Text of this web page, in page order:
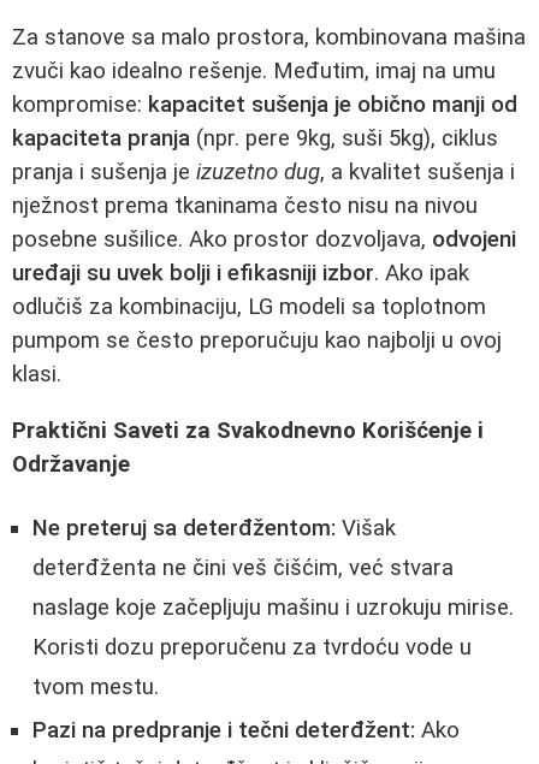
Za stanove sa malo prostora, kombinovana mašina
zvuči kao idealno rešenje. Međutim, imaj na umu
kompromise: kapacitet sušenja je obično manji od
kapaciteta pranja (npr. pere 9kg, suši 5kg), ciklus
pranja i sušenja je izuzetno dug, a kvalitet sušenja i
nježnost prema tkaninama često nisu na nivou
posebne sušilice. Ako prostor dozvoljava, odvojeni
uređaji su uvek bolji i efikasniji izbor. Ako ipak
odlučiš za kombinaciju, LG modeli sa toplotnom
pumpom se često preporučuju kao najbolji u ovoj
klasi.
Praktični Saveti za Svakodnevno Korišćenje i
Održavanje
Ne preteruj sa deterđžentom: Višak
deterđženta ne čini veš čišćim, već stvara
naslage koje začepljuju mašinu i uzrokuju mirise.
Koristi dozu preporučenu za tvrdoću vode u
tvom mestu.
Pazi na predpranje i tečni deterđžent: Ako